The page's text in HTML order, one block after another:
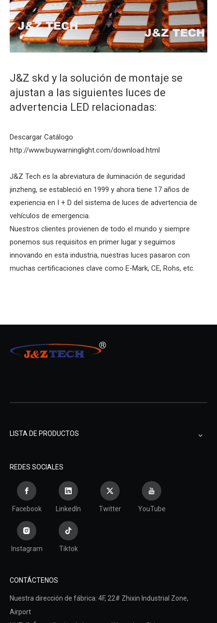
J&Z skd y la solución de montaje se
ajustan a las siguientes luces de
advertencia LED relacionadas:
Descargar Catálogo
http://www.buywarninglight.com/download.html
J&Z Tech es la abreviatura de iluminación de seguridad
jinzheng, se estableció en 1999 y ahora tiene 17 años de
experiencia en I + D del sistema de luces de advertencia de
vehículos de emergencia.
Nuestros clientes provienen de todo el mundo y siempre
ponemos sus requisitos en primer lugar y seguimos
innovando en esta industria, nuestras luces pasaron con
muchas certificaciones clave como E-Mark, CE, Rohs, etc.
LISTA DE PRODUCTOS
REDES SOCIALES
Facebook LinkedIn Twitter YouTube
Instagram Tiktok
CONTÁCTENOS
Nuestra dirección de fábrica: 4F, ​​22# Zhixin Industrial Zone,
Airport